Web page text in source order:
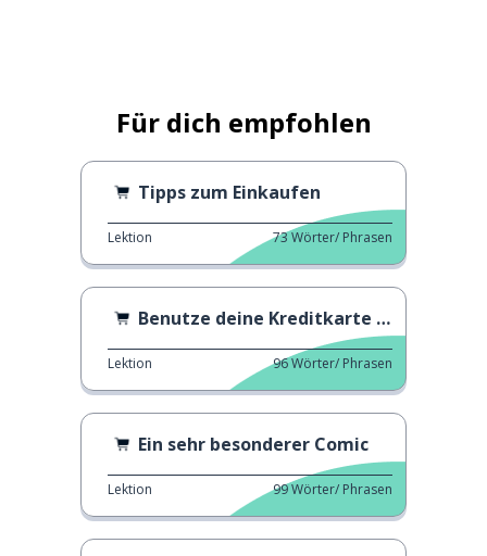
Für dich empfohlen
Tipps zum Einkaufen
Lektion 73Wörter/ Phrasen
Benutze deine Kreditkarte richtig
Lektion 96Wörter/ Phrasen
Ein sehr besonderer Comic
Lektion 99Wörter/ Phrasen